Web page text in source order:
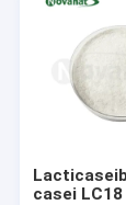
casei LC18